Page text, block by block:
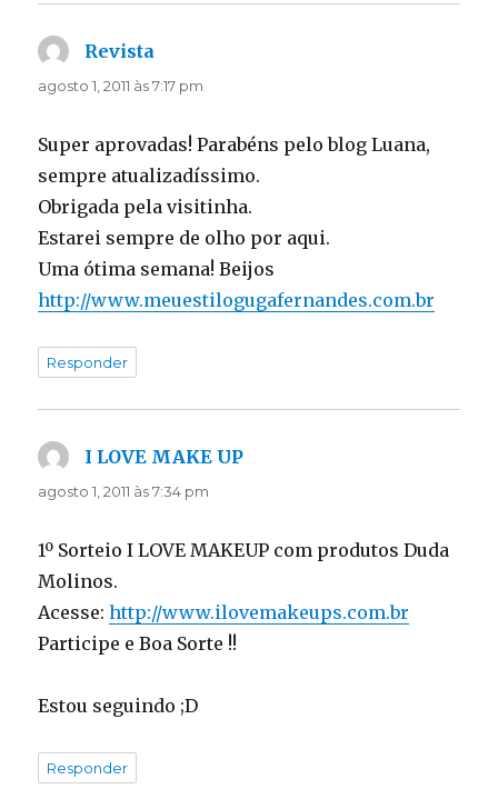
Revista
agosto 1, 2011 às 7:17 pm
Super aprovadas! Parabéns pelo blog Luana,
sempre atualizadíssimo.
Obrigada pela visitinha.
Estarei sempre de olho por aqui.
Uma ótima semana! Beijos
http://www.meuestilogugafernandes.com.br
Responder
I LOVE MAKE UP
agosto 1, 2011 às 7:34 pm
1º Sorteio I LOVE MAKEUP com produtos Duda
Molinos.
Acesse:http://www.ilovemakeups.com.br
Participe e Boa Sorte !!
Estou seguindo ;D
Responder